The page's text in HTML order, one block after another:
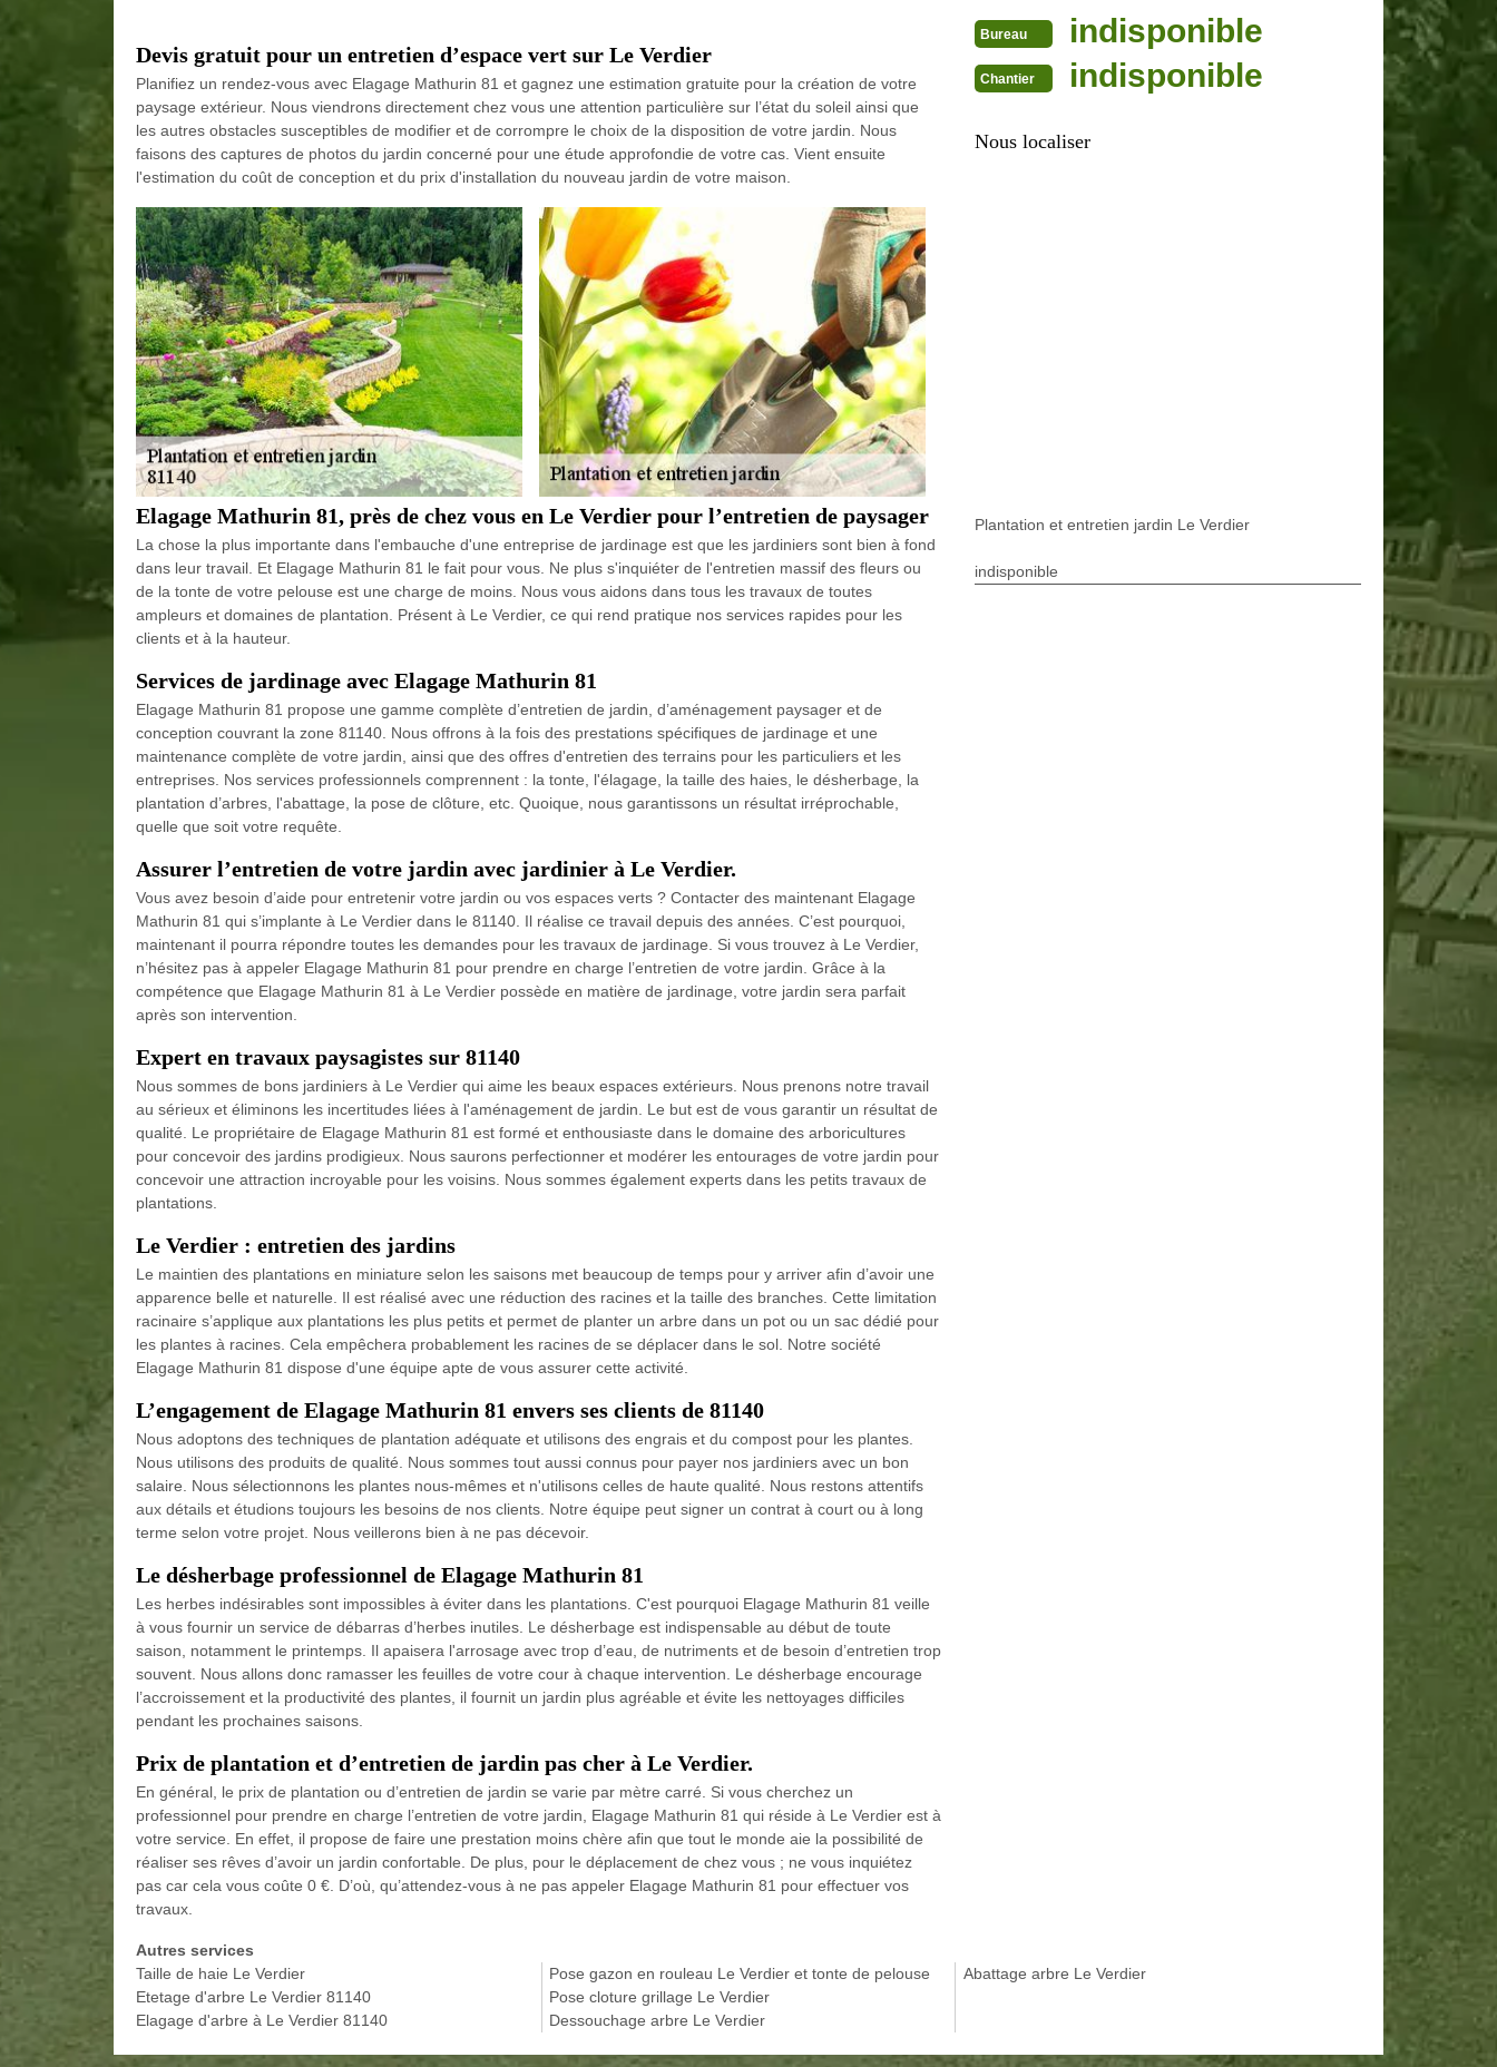
Devis gratuit pour un entretien d’espace vert sur Le Verdier
Planifiez un rendez-vous avec Elagage Mathurin 81 et gagnez une estimation gratuite pour la création de votre
paysage extérieur. Nous viendrons directement chez vous une attention particulière sur l’état du soleil ainsi que
les autres obstacles susceptibles de modifier et de corrompre le choix de la disposition de votre jardin. Nous
faisons des captures de photos du jardin concerné pour une étude approfondie de votre cas. Vient ensuite
l'estimation du coût de conception et du prix d'installation du nouveau jardin de votre maison.
Elagage Mathurin 81, près de chez vous en Le Verdier pour l’entretien de paysager
La chose la plus importante dans l'embauche d'une entreprise de jardinage est que les jardiniers sont bien à fond
dans leur travail. Et Elagage Mathurin 81 le fait pour vous. Ne plus s'inquiéter de l'entretien massif des fleurs ou
de la tonte de votre pelouse est une charge de moins. Nous vous aidons dans tous les travaux de toutes
ampleurs et domaines de plantation. Présent à Le Verdier, ce qui rend pratique nos services rapides pour les
clients et à la hauteur.
Services de jardinage avec Elagage Mathurin 81
Elagage Mathurin 81 propose une gamme complète d’entretien de jardin, d’aménagement paysager et de
conception couvrant la zone 81140. Nous offrons à la fois des prestations spécifiques de jardinage et une
maintenance complète de votre jardin, ainsi que des offres d'entretien des terrains pour les particuliers et les
entreprises. Nos services professionnels comprennent : la tonte, l'élagage, la taille des haies, le désherbage, la
plantation d’arbres, l'abattage, la pose de clôture, etc. Quoique, nous garantissons un résultat irréprochable,
quelle que soit votre requête.
Assurer l’entretien de votre jardin avec jardinier à Le Verdier.
Vous avez besoin d’aide pour entretenir votre jardin ou vos espaces verts ? Contacter des maintenant Elagage
Mathurin 81 qui s’implante à Le Verdier dans le 81140. Il réalise ce travail depuis des années. C’est pourquoi,
maintenant il pourra répondre toutes les demandes pour les travaux de jardinage. Si vous trouvez à Le Verdier,
n’hésitez pas à appeler Elagage Mathurin 81 pour prendre en charge l’entretien de votre jardin. Grâce à la
compétence que Elagage Mathurin 81 à Le Verdier possède en matière de jardinage, votre jardin sera parfait
après son intervention.
Expert en travaux paysagistes sur 81140
Nous sommes de bons jardiniers à Le Verdier qui aime les beaux espaces extérieurs. Nous prenons notre travail
au sérieux et éliminons les incertitudes liées à l'aménagement de jardin. Le but est de vous garantir un résultat de
qualité. Le propriétaire de Elagage Mathurin 81 est formé et enthousiaste dans le domaine des arboricultures
pour concevoir des jardins prodigieux. Nous saurons perfectionner et modérer les entourages de votre jardin pour
concevoir une attraction incroyable pour les voisins. Nous sommes également experts dans les petits travaux de
plantations.
Le Verdier : entretien des jardins
Le maintien des plantations en miniature selon les saisons met beaucoup de temps pour y arriver afin d’avoir une
apparence belle et naturelle. Il est réalisé avec une réduction des racines et la taille des branches. Cette limitation
racinaire s’applique aux plantations les plus petits et permet de planter un arbre dans un pot ou un sac dédié pour
les plantes à racines. Cela empêchera probablement les racines de se déplacer dans le sol. Notre société
Elagage Mathurin 81 dispose d'une équipe apte de vous assurer cette activité.
L’engagement de Elagage Mathurin 81 envers ses clients de 81140
Nous adoptons des techniques de plantation adéquate et utilisons des engrais et du compost pour les plantes.
Nous utilisons des produits de qualité. Nous sommes tout aussi connus pour payer nos jardiniers avec un bon
salaire. Nous sélectionnons les plantes nous-mêmes et n'utilisons celles de haute qualité. Nous restons attentifs
aux détails et étudions toujours les besoins de nos clients. Notre équipe peut signer un contrat à court ou à long
terme selon votre projet. Nous veillerons bien à ne pas décevoir.
Le désherbage professionnel de Elagage Mathurin 81
Les herbes indésirables sont impossibles à éviter dans les plantations. C'est pourquoi Elagage Mathurin 81 veille
à vous fournir un service de débarras d’herbes inutiles. Le désherbage est indispensable au début de toute
saison, notamment le printemps. Il apaisera l'arrosage avec trop d’eau, de nutriments et de besoin d’entretien trop
souvent. Nous allons donc ramasser les feuilles de votre cour à chaque intervention. Le désherbage encourage
l’accroissement et la productivité des plantes, il fournit un jardin plus agréable et évite les nettoyages difficiles
pendant les prochaines saisons.
Prix de plantation et d’entretien de jardin pas cher à Le Verdier.
En général, le prix de plantation ou d’entretien de jardin se varie par mètre carré. Si vous cherchez un
professionnel pour prendre en charge l’entretien de votre jardin, Elagage Mathurin 81 qui réside à Le Verdier est à
votre service. En effet, il propose de faire une prestation moins chère afin que tout le monde aie la possibilité de
réaliser ses rêves d’avoir un jardin confortable. De plus, pour le déplacement de chez vous ; ne vous inquiétez
pas car cela vous coûte 0 €. D’où, qu’attendez-vous à ne pas appeler Elagage Mathurin 81 pour effectuer vos
travaux.
Bureau indisponible
Chantier indisponible
Nous localiser
Plantation et entretien jardin Le Verdier
indisponible
Autres services
Taille de haie Le Verdier
Etetage d'arbre Le Verdier 81140
Elagage d'arbre à Le Verdier 81140
Pose gazon en rouleau Le Verdier et tonte de pelouse
Pose cloture grillage Le Verdier
Dessouchage arbre Le Verdier
Abattage arbre Le Verdier